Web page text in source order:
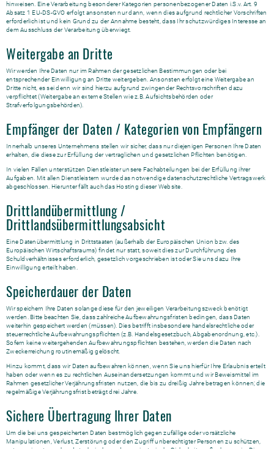
hinweisen. Eine Verarbeitung besonderer Kategorien personenbezogener Daten i.S.v. Art. 9
Absatz 1 EU-DS-GVO erfolgt ansonsten nur dann, wenn dies aufgrund rechtlicher Vorschriften
erforderlich ist und kein Grund zu der Annahme besteht, dass Ihr schutzwürdiges Interesse an
dem Ausschluss der Verarbeitung überwiegt.
Weitergabe an Dritte
Wir werden Ihre Daten nur im Rahmen der gesetzlichen Bestimmungen oder bei
entsprechender Einwilligung an Dritte weitergeben. Ansonsten erfolgt eine Weitergabe an
Dritte nicht, es sei denn wir sind hierzu aufgrund zwingender Rechtsvorschriften dazu
verpflichtet (Weitergabe an externe Stellen wie z.B. Aufsichtsbehörden oder
Strafverfolgungsbehörden).
Empfänger der Daten / Kategorien von Empfängern
Innerhalb unseres Unternehmens stellen wir sicher, dass nur diejenigen Personen Ihre Daten
erhalten, die diese zur Erfüllung der vertraglichen und gesetzlichen Pflichten benötigen.
In vielen Fällen unterstützen Dienstleister unsere Fachabteilungen bei der Erfüllung ihrer
Aufgaben. Mit allen Dienstleistern wurde das notwendige datenschutzrechtliche Vertragswerk
abgeschlossen. Hierunter fällt auch das Hosting dieser Website.
Drittlandübermittlung /
Drittlandsübermittlungsabsicht
Eine Datenübermittlung in Drittstaaten (außerhalb der Europäischen Union bzw. des
Europäischen Wirtschaftsraums) findet nur statt, soweit dies zur Durchführung des
Schuldverhältnisses erforderlich, gesetzlich vorgeschrieben ist oder Sie uns dazu Ihre
Einwilligung erteilt haben.
Speicherdauer der Daten
Wir speichern Ihre Daten solange diese für den jeweiligen Verarbeitungszweck benötigt
werden. Bitte beachten Sie, dass zahlreiche Aufbewahrungsfristen bedingen, dass Daten
weiterhin gespeichert werden (müssen). Dies betrifft insbesondere handelsrechtliche oder
steuerrechtliche Aufbewahrungspflichten (z.B. Handelsgesetzbuch, Abgabenordnung, etc.).
Sofern keine weitergehenden Aufbewahrungspflichten bestehen, werden die Daten nach
Zweckerreichung routinemäßig gelöscht.
Hinzu kommt, dass wir Daten aufbewahren können, wenn Sie uns hierfür Ihre Erlaubnis erteilt
haben oder wenn es zu rechtlichen Auseinandersetzungen kommt und wir Beweismittel im
Rahmen gesetzlicher Verjährungsfristen nutzen, die bis zu dreißig Jahre betragen können; die
regelmäßige Verjährungsfrist beträgt drei Jahre.
Sichere Übertragung Ihrer Daten
Um die bei uns gespeicherten Daten bestmöglich gegen zufällige oder vorsätzliche
Manipulationen, Verlust, Zerstörung oder den Zugriff unberechtigter Personen zu schützen,